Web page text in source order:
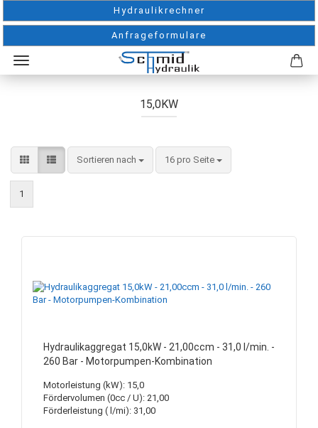
Hydraulikrechner
Anfrageformulare
15,0KW
Sortieren nach
Sortieren nach 16 pro Seite
pro Seite
1
Hydraulikaggregat 15,0kW - 21,00ccm - 31,0 l/min. -
260 Bar - Motorpumpen-Kombination
Motorleistung (kW): 15,0
Fördervolumen (0cc / U): 21,00
Förderleistung ( l/mi): 31,00